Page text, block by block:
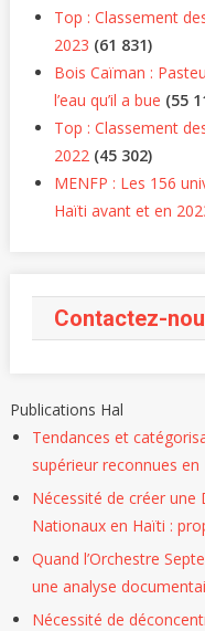
Top : Classement
2023 (61 831)
Bois Caïman :
l’eau qu’il a bue (55
Top : Classement
2022 (45 302)
MENFP : Les 156
Haïti avant et en
Contactez-
Publications Hal
Tendances et
supérieur reconnues
Nécessité de créer une
Nationaux en Haïti :
Quand l’Orchestre
une analyse
Nécessité de